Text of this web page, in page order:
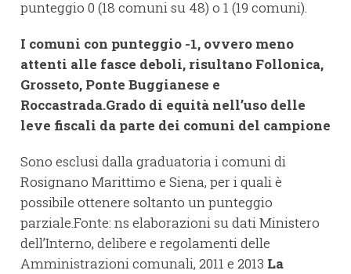
punteggio 0 (18 comuni su 48) o 1 (19 comuni).
I comuni con punteggio -1, ovvero meno
attenti alle fasce deboli, risultano Follonica,
Grosseto, Ponte Buggianese e
Roccastrada.Grado di equità nell’uso delle
leve fiscali da parte dei comuni del campione
Sono esclusi dalla graduatoria i comuni di
Rosignano Marittimo e Siena, per i quali è
possibile ottenere soltanto un punteggio
parziale.Fonte: ns elaborazioni su dati Ministero
dell’Interno, delibere e regolamenti delle
Amministrazioni comunali, 2011 e 2013 La